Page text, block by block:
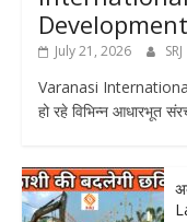
July 21, 2026 SRJ
Varanasi
हो रहे विभिन्न आधारभूत